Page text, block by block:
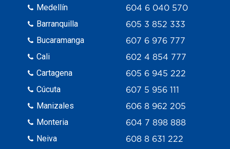
Medellín
Barranquilla
Bucaramanga
Cali
Cartagena
Cúcuta
Manizales
Monteria
Neiva
604 6 040 570
605 3 852 333
607 6 976 777
602 4 854 777
605 6 945 222
607 5 956 111
606 8 962 205
604 7 898 888
608 8 631 222